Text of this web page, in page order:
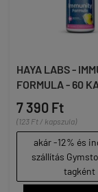
HAYA LABS -
FORMULA - 60
7 390 Ft
(123 Ft / kapszula)
akár -12% és
szállítás
tagként